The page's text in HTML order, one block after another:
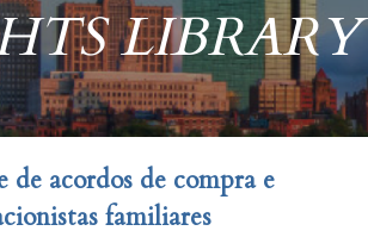
LIBRARY
de acordos de compra e
familiares